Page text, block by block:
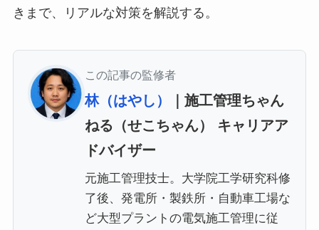
きまで、リアルな対策を解説する。
この記事の監修者
林（はやし）
｜施工管理ちゃん
ねる（せこちゃん） キャリアア
ドバイザー
元施工管理技士。大学院工学研究科修
了後、発電所・製鉄所・自動車工場な
ど大型プラントの電気施工管理に従